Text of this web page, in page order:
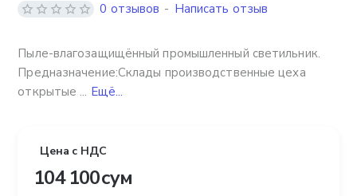
Пыле-влагозащищённый промышленный светильник.
Предназначение:Склады производственные цеха
открытые ... Ещё...
0 отзывов - Написать отзыв
Цена с НДС
104 100 сум